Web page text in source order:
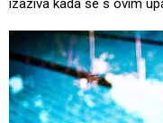
izaziva kada se s ovim